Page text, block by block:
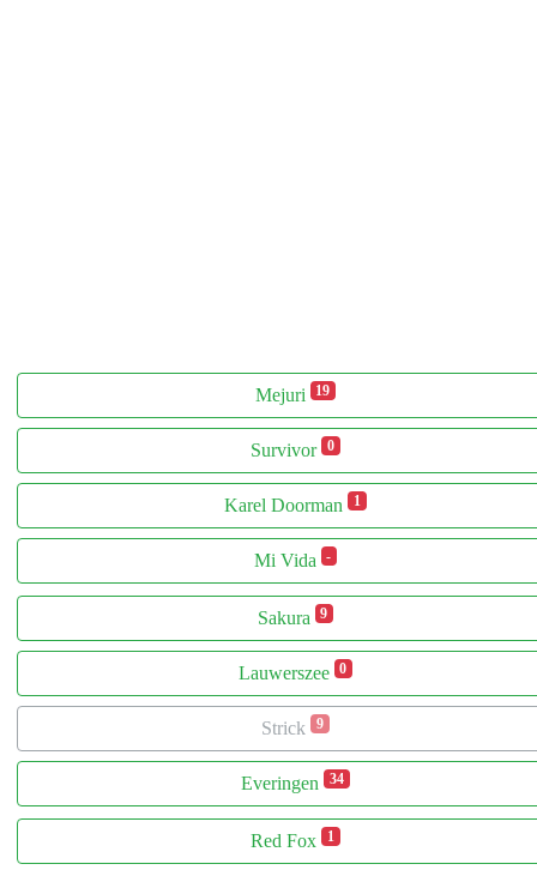
Mejuri 19
Survivor 0
Karel Doorman 1
Mi Vida -
Sakura 9
Lauwerszee 0
Strick 9
Everingen 34
Red Fox 1